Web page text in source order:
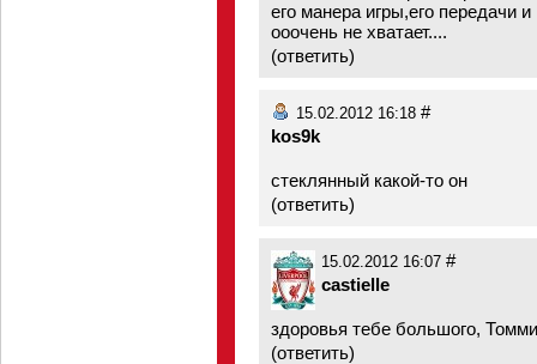
его манера игры,его передачи
ооочень не хватает....
(ответить)
15.02.2012 16:18 #
kos9k
стеклянный какой-то он
(ответить)
15.02.2012 16:07 #
castielle
здоровья тебе большого, Томми
(ответить)